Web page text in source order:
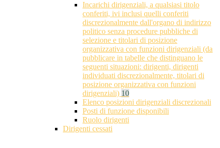
Incarichi dirigenziali, a qualsiasi titolo
conferiti, ivi inclusi quelli conferiti
discrezionalmente dall'organo di indirizzo
politico senza procedure pubbliche di
selezione e titolari di posizione
organizzativa con funzioni dirigenziali (da
pubblicare in tabelle che distinguano le
seguenti situazioni: dirigenti, dirigenti
individuati discrezionalmente, titolari di
posizione organizzativa con funzioni
dirigenziali) 10
Elenco posizioni dirigenziali discrezionali
Posti di funzione disponibili
Ruolo dirigenti
Dirigenti cessati